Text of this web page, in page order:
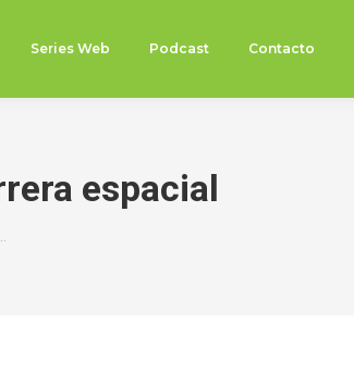
Series Web Podcast
Contacto
espacial